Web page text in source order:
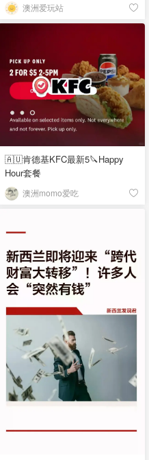
澳洲爱玩站
🇦🇺肯德基KFC最新5🔪Happy
Hour套餐
澳洲momo爱吃